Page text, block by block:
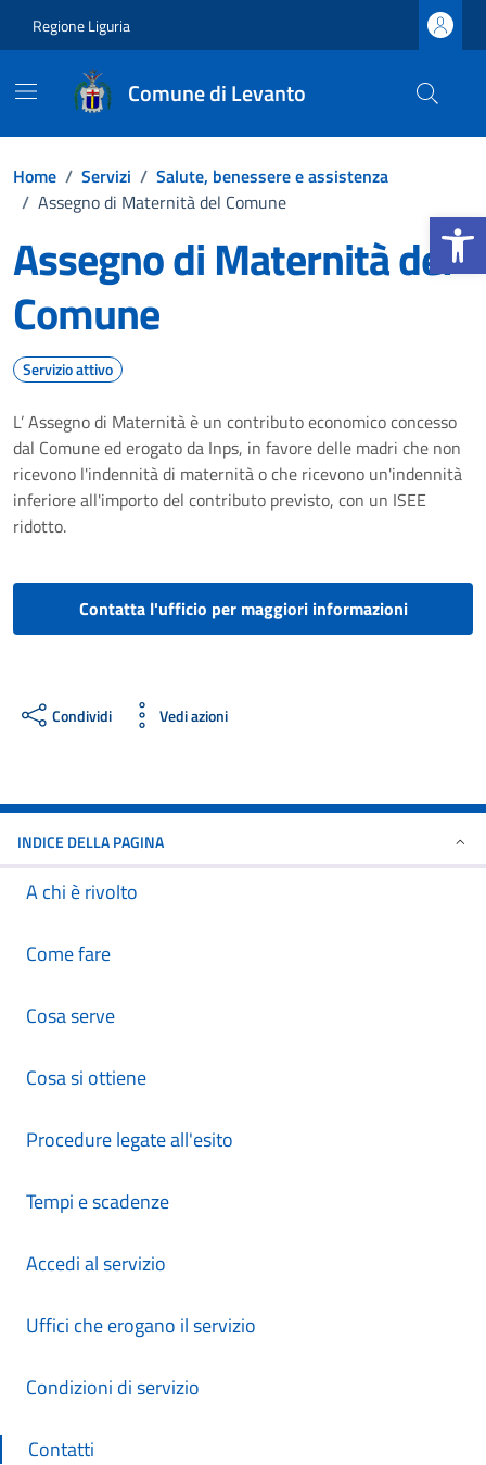
Apri la
Regione Liguria
Comune di Levanto
Home / Servizi / Salute, benessere e assistenza
/ Assegno di Maternità del Comune
Assegno di Maternità del
Comune
Servizio attivo
L’ Assegno di Maternità è un contributo economico concesso
dal Comune ed erogato da Inps, in favore delle madri che non
ricevono l'indennità di maternità o che ricevono un'indennità
inferiore all'importo del contributo previsto, con un ISEE
ridotto.
Contatta l'ufficio per maggiori informazioni
Condividi Vedi azioni
INDICE DELLA PAGINA
A chi è rivolto
Come fare
Cosa serve
Cosa si ottiene
Procedure legate all'esito
Tempi e scadenze
Accedi al servizio
Uffici che erogano il servizio
Condizioni di servizio
Contatti